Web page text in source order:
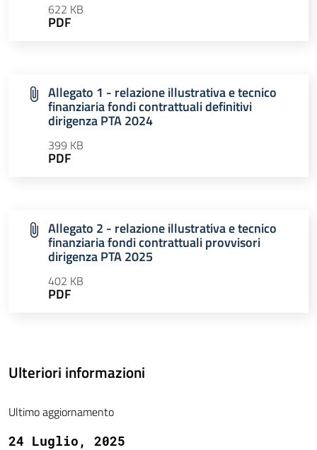
622 KB
PDF
Allegato 1 - relazione illustrativa e tecnico
finanziaria fondi contrattuali definitivi
dirigenza PTA 2024
399 KB
PDF
Allegato 2 - relazione illustrativa e tecnico
finanziaria fondi contrattuali provvisori
dirigenza PTA 2025
402 KB
PDF
Ulteriori informazioni
Ultimo aggiornamento
24 Luglio, 2025